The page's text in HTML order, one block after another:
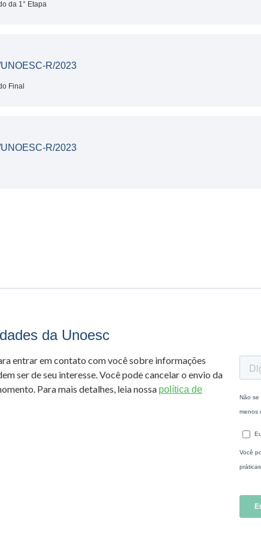
da 1° Etapa
UNOESC-R/2023
Final
UNOESC-R/2023
da Unoesc
entrar em contato com você sobre informações
ser de seu interesse. Você pode cancelar o envio da
Para mais detalhes, leia nossa política de